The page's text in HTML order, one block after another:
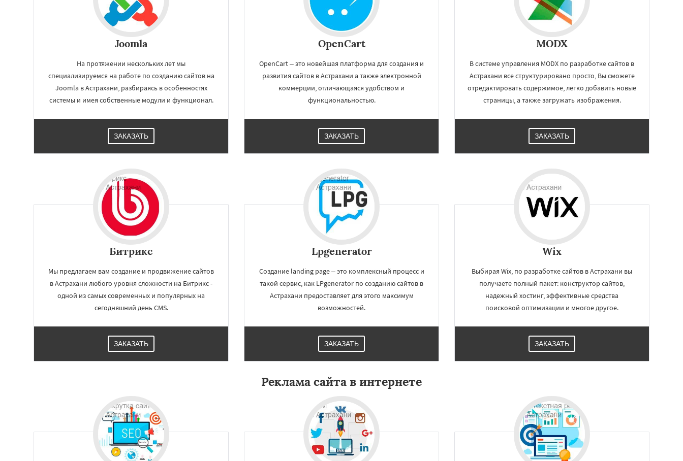
Joomla
На протяжении нескольких лет мы
специализируемся на работе по созданию сайтов на
Joomla в Астрахани, разбираясь в особенностях
системы и имея собственные модули и функционал.
ЗАКАЗАТЬ
OpenCart
OpenCart – это новейшая платформа для создания и
развития сайтов в Астрахани а также электронной
коммерции, отличающаяся удобством и
функциональностью.
ЗАКАЗАТЬ
MODX
В системе управления MODX по разработке сайтов в
Астрахани все структурировано просто, Вы сможете
отредактировать содержимое, легко добавить новые
страницы, а также загружать изображения.
ЗАКАЗАТЬ
Битрикс
Мы предлагаем вам создание и продвижение сайтов
в Астрахани любого уровня сложности на Битрикс -
одной из самых современных и популярных на
сегодняшний день CMS.
ЗАКАЗАТЬ
Lpgenerator
Создание landing page – это комплексный процесс и
такой сервис, как LPgenerator по созданию сайтов в
Астрахани предоставляет для этого максимум
возможностей.
ЗАКАЗАТЬ
Wix
Выбирая Wix, по разработке сайтов в Астрахани вы
получаете полный пакет: конструктор сайтов,
надежный хостинг, эффективные средства
поисковой оптимизации и многое другое.
ЗАКАЗАТЬ
Реклама сайта в интернете